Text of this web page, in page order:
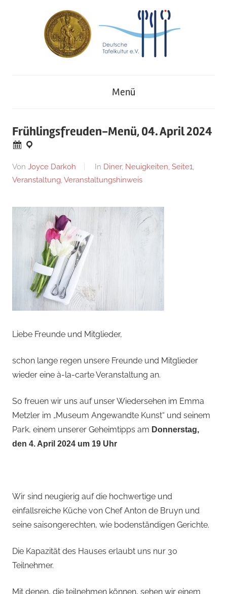
e.V.
Tafelkultur
Menü
Frühlingsfreuden-Menü, 04. April 2024
Am
28.
2024
Von Joyce Darkoh In Diner, Neuigkeiten, Seite1,
Veranstaltung, Veranstaltungshinweis
Liebe Freunde und Mitglieder,
schon lange regen unsere Freunde und Mitglieder
wieder eine à-la-carte Veranstaltung an.
So freuen wir uns auf unser Wiedersehen im Emma
Metzler im „Museum Angewandte Kunst“ und seinem
Park, einem unserer Geheimtipps am Donnerstag,
den 4. April 2024 um 19 Uhr
Wir sind neugierig auf die hochwertige und
einfallsreiche Küche von Chef Anton de Bruyn und
seine saisongerechten, wie bodenständigen Gerichte.
Die Kapazität des Hauses erlaubt uns nur 30
Teilnehmer.
Mit denen, die teilnehmen können, sehen wir einem